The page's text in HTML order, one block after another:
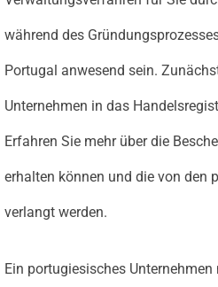
während des
Portugal anwesend sein.
Unternehmen in das
Erfahren Sie mehr über die
erhalten können und die von den
verlangt werden.
Ein portugiesisches